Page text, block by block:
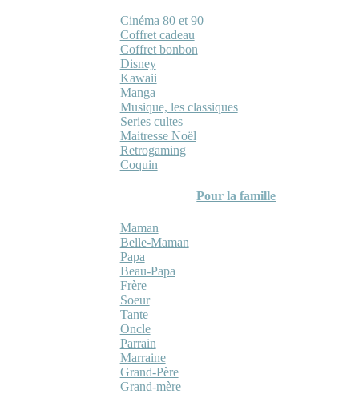
Cinéma 80 et 90
Coffret cadeau
Coffret bonbon
Disney
Kawaii
Manga
Musique, les classiques
Series cultes
Maitresse Noël
Retrogaming
Coquin
Pour la famille
Maman
Belle-Maman
Papa
Beau-Papa
Frère
Soeur
Tante
Oncle
Parrain
Marraine
Grand-Père
Grand-mère